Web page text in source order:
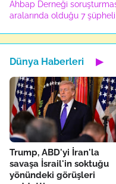
Ahbap Derneği
aralarında olduğu 7 şüpheli
Dünya Haberleri ▶
Trump, ABD'yi İran'la
savaşa İsrail'in soktuğu
yönündeki görüşleri